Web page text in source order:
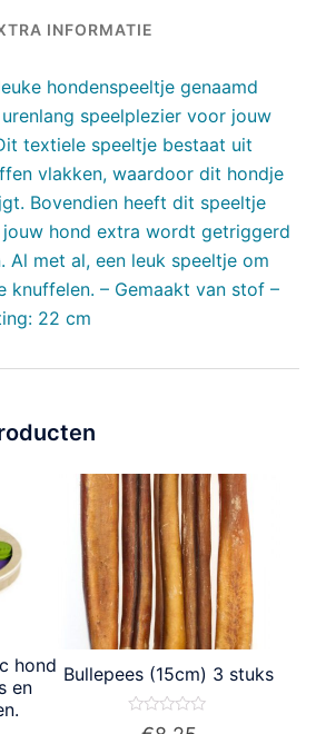
INFORMATIE
hondenspeeltje genaamd
speelplezier voor jouw
textiele speeltje bestaat uit
vlakken, waardoor dit hondje
Bovendien heeft dit speeltje
hond extra wordt getriggerd
Al met al, een leuk speeltje om
knuffelen. – Gemaakt van stof –
22 cm
hond
en
Bullepees (15cm) 3 stuks
Waardering